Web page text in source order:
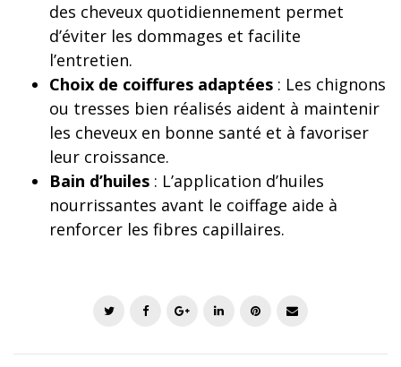
des cheveux quotidiennement permet
d’éviter les dommages et facilite
l’entretien.
Choix de coiffures adaptées : Les chignons
ou tresses bien réalisés aident à maintenir
les cheveux en bonne santé et à favoriser
leur croissance.
Bain d’huiles : L’application d’huiles
nourrissantes avant le coiffage aide à
renforcer les fibres capillaires.
i
c
o
n
n
a